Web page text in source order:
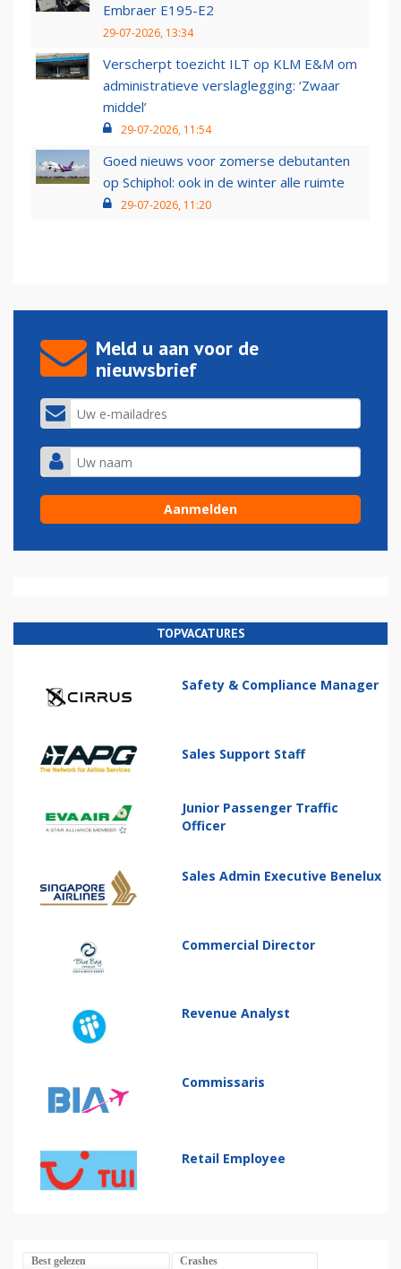
Embraer E195-E2
29-07-2026, 13:34
Verscherpt toezicht ILT op KLM E&M om
administratieve verslaglegging: ‘Zwaar
middel’
29-07-2026, 11:54
Goed nieuws voor zomerse debutanten
op Schiphol: ook in de winter alle ruimte
29-07-2026, 11:20
Meld u aan voor de
nieuwsbrief
TOPVACATURES
Safety & Compliance Manager
Sales Support Staff
Junior Passenger Traffic
Officer
Sales Admin Executive Benelux
Commercial Director
Revenue Analyst
Commissaris
Retail Employee
Best gelezen Crashes